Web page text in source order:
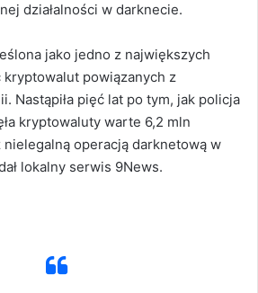
działalności w darknecie.
jako jedno z największych
kryptowalut powiązanych z
Nastąpiła pięć lat po tym, jak policja
kryptowaluty warte 6,2 mln
operacją darknetową w
lokalny serwis 9News.